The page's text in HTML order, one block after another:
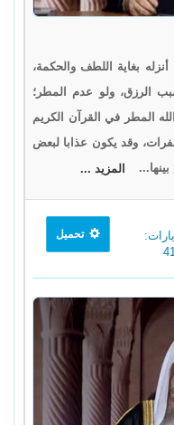
بغاية اللطف والحكمة،
الرزق، ولو عدم المطر؛
المطر في القرآن الكريم
وقد يكون عذابا لبعض
المزيد ...
تحميل